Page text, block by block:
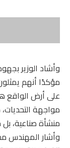
وأشاد الوزير
مؤكدًا أنهم
على أرض الواقع
مواجهة
منشأة صناعية،
وأشار المهندس